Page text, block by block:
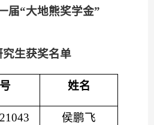
届“大地熊奖学金”
究生获奖名单
姓名
侯鹏飞